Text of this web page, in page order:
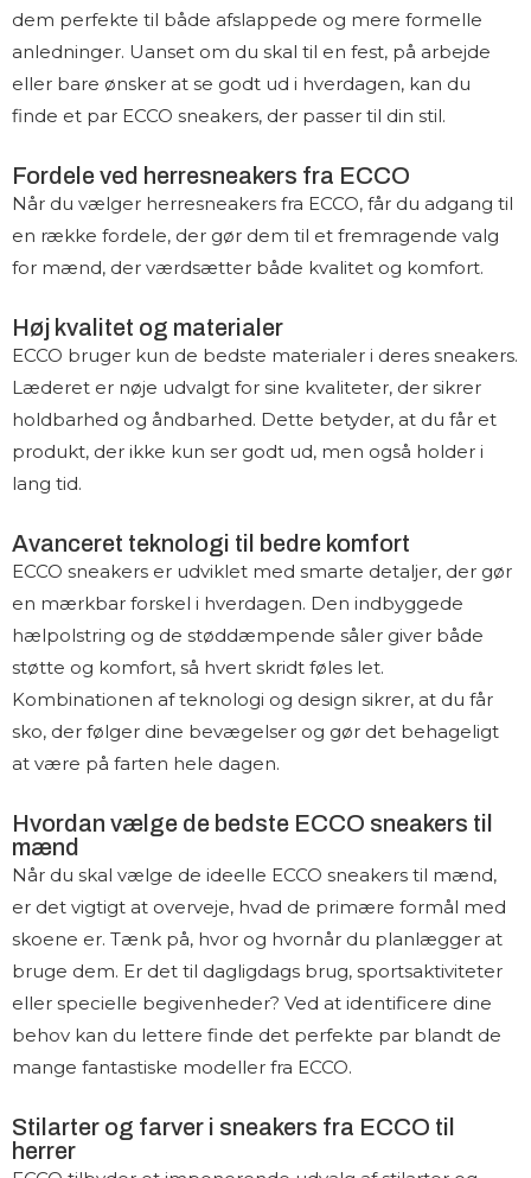
dem perfekte til både afslappede og mere formelle
anledninger. Uanset om du skal til en fest, på arbejde
eller bare ønsker at se godt ud i hverdagen, kan du
finde et par ECCO sneakers, der passer til din stil.
Fordele ved herresneakers fra ECCO
Når du vælger herresneakers fra ECCO, får du adgang til
en række fordele, der gør dem til et fremragende valg
for mænd, der værdsætter både kvalitet og komfort.
Høj kvalitet og materialer
ECCO bruger kun de bedste materialer i deres sneakers.
Læderet er nøje udvalgt for sine kvaliteter, der sikrer
holdbarhed og åndbarhed. Dette betyder, at du får et
produkt, der ikke kun ser godt ud, men også holder i
lang tid.
Avanceret teknologi til bedre komfort
ECCO sneakers er udviklet med smarte detaljer, der gør
en mærkbar forskel i hverdagen. Den indbyggede
hælpolstring og de støddæmpende såler giver både
støtte og komfort, så hvert skridt føles let.
Kombinationen af teknologi og design sikrer, at du får
sko, der følger dine bevægelser og gør det behageligt
at være på farten hele dagen.
Hvordan vælge de bedste ECCO sneakers til
mænd
Når du skal vælge de ideelle ECCO sneakers til mænd,
er det vigtigt at overveje, hvad de primære formål med
skoene er. Tænk på, hvor og hvornår du planlægger at
bruge dem. Er det til dagligdags brug, sportsaktiviteter
eller specielle begivenheder? Ved at identificere dine
behov kan du lettere finde det perfekte par blandt de
mange fantastiske modeller fra ECCO.
Stilarter og farver i sneakers fra ECCO til
herrer